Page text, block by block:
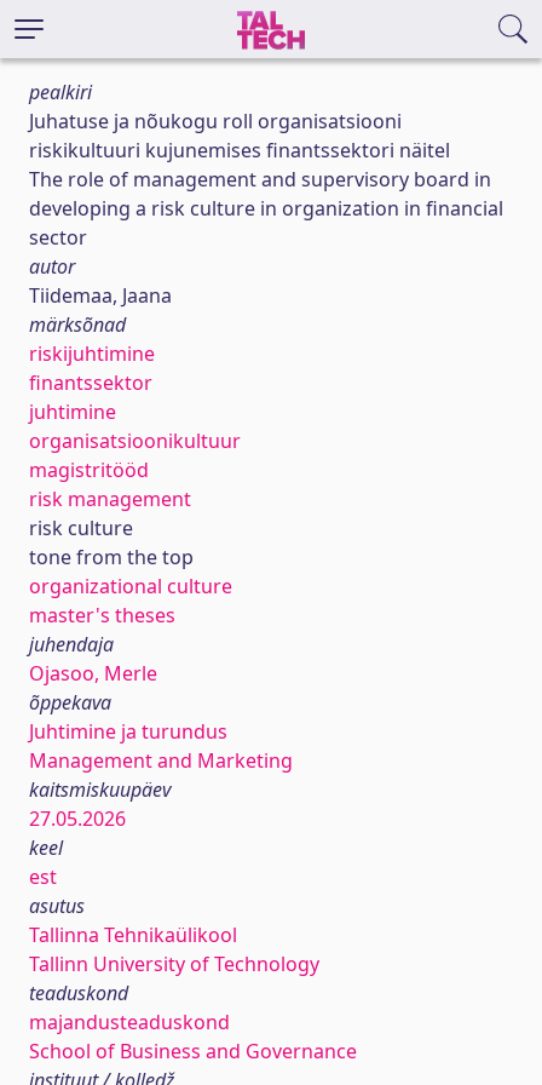
pealkiri
Juhatuse ja nõukogu roll organisatsiooni
riskikultuuri kujunemises finantssektori näitel
The role of management and supervisory board in
developing a risk culture in organization in financial
sector
autor
Tiidemaa, Jaana
märksõnad
riskijuhtimine
finantssektor
juhtimine
organisatsioonikultuur
magistritööd
risk management
risk culture
tone from the top
organizational culture
master's theses
juhendaja
Ojasoo, Merle
õppekava
Juhtimine ja turundus
Management and Marketing
kaitsmiskuupäev
27.05.2026
keel
est
asutus
Tallinna Tehnikaülikool
Tallinn University of Technology
teaduskond
majandusteaduskond
School of Business and Governance